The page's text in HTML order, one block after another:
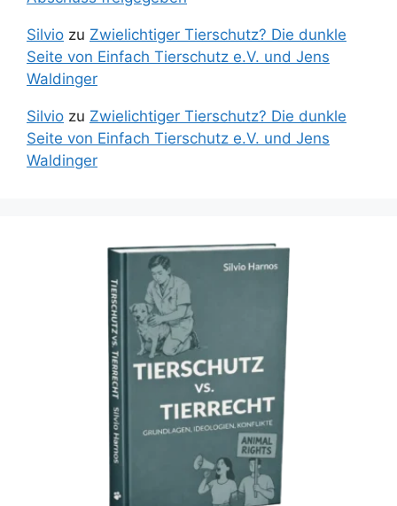
Silvio zu Zwielichtiger Tierschutz? Die dunkle
Seite von Einfach Tierschutz e.V. und Jens
Waldinger
Silvio zu Zwielichtiger Tierschutz? Die dunkle
Seite von Einfach Tierschutz e.V. und Jens
Waldinger